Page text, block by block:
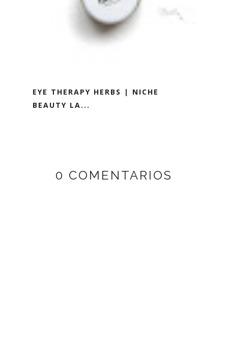
EYE THERAPY HERBS | NICHE
BEAUTY LA...
0 COMENTARIOS